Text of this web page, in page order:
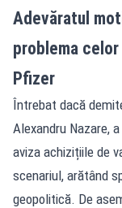
Adevăratul
problema
Pfizer
Întrebat dacă
Alexandru Nazare,
aviza achizițiile de
scenariul, arătând
geopolitică. De